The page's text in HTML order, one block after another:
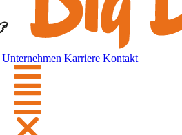
Unternehmen Karriere Kontakt